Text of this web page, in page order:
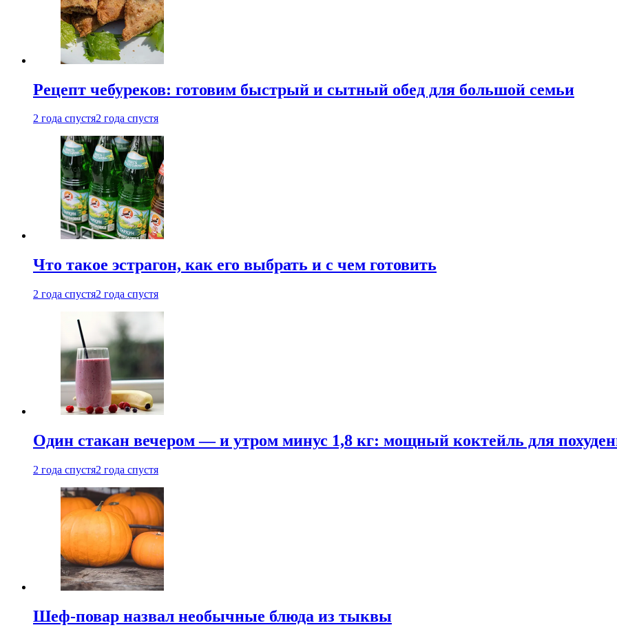
Рецепт чебуреков: готовим быстрый и сытный обед для большой семьи
2 года спустя2 года спустя
Что такое эстрагон, как его выбрать и с чем готовить
2 года спустя2 года спустя
Один стакан вечером — и утром минус 1,8 кг: мощный коктейль для
2 года спустя2 года спустя
Шеф-повар назвал необычные блюда из тыквы